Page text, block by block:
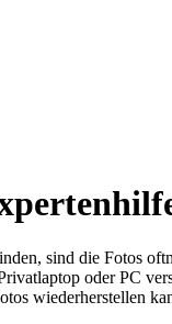
sind die Fotos
oder PC
wiederherstellen